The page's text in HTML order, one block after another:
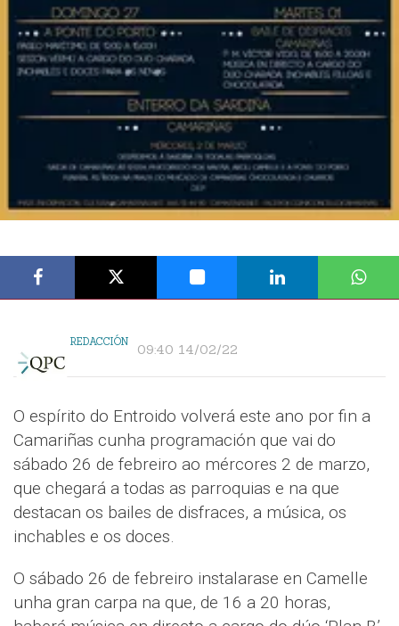
REDACCIÓN 09:40 14/02/22
O espírito do Entroido volverá este ano por fin a
Camariñas cunha programación que vai do
sábado 26 de febreiro ao mércores 2 de marzo,
que chegará a todas as parroquias e na que
destacan os bailes de disfraces, a música, os
inchables e os doces.
O sábado 26 de febreiro instalarase en Camelle
unha gran carpa na que, de 16 a 20 horas,